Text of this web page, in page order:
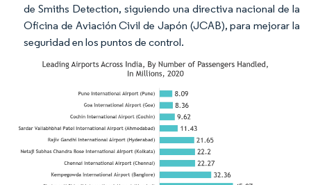
de Smiths Detection, siguiendo una directiva nacional de la
Oficina de Aviación Civil de Japón (JCAB), para mejorar la
seguridad en los puntos de control.